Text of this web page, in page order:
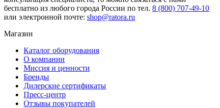
бесплатно из любого города России по тел. 8 (800) 707-49-10
или электронной почте: shop@ratora.ru
Магазин
Каталог оборудования
О компании
Миссия и ценности
Бренды
Дилерские сертификаты
Пресс-центр
Отзывы покупателей